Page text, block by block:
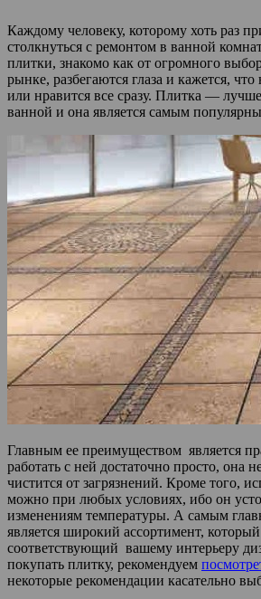
Каждому человеку, которому хоть раз
столкнуться с ремонтом в ванной
плитки, знакомо как от огромного
рынке, разбегаются глаза и кажется,
или нравится все сразу. Плитка —
ванной и она является самым
Главным ее преимуществом является
работать с ней достаточно просто, она
чистится от загрязнений. Кроме того,
можно при любых условиях, ибо он
изменениям температуры. А самым
является широкий ассортимент,
соответствующий вашему интерьеру
покупать плитку, рекомендуем
некоторые рекомендации касательно